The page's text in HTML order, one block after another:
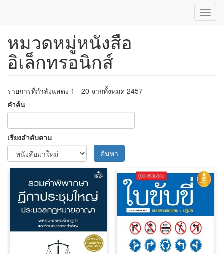
ข้าม
เนื้อหา
หมวดหมู่หนังสือ
อิเล็กทรอนิกส์
รายการที่กำลังแสดง 1 - 20 จากทั้งหมด 2457
คำค้น
เรียงลำดับตาม
ค้นหา